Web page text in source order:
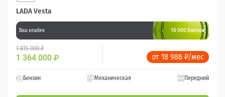
LADA Vesta
Ваш кешбек 10 000 баллов
1 815 000 ₽
1 364 000 ₽ от 18 986 ₽/мес
Бензин Механическая Передний